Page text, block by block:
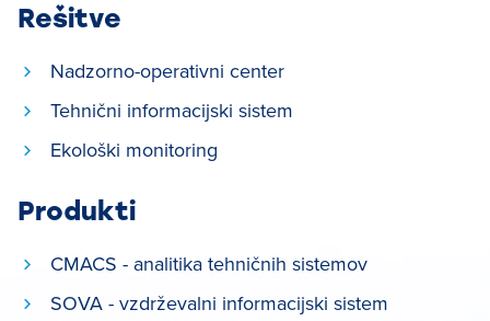
Rešitve
Nadzorno-operativni center
Tehnični informacijski sistem
Ekološki monitoring
Produkti
CMACS - analitika tehničnih sistemov
SOVA - vzdrževalni informacijski sistem